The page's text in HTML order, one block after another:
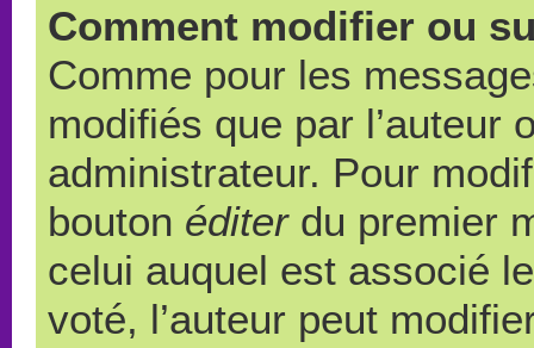
Comment modifier ou
Comme pour les
modifiés que par l’auteur
administrateur. Pour
bouton éditerdu premier
celui auquel est associé
voté, l’auteur peut